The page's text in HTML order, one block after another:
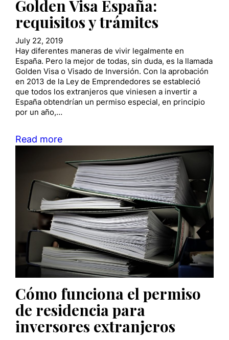
Golden Visa España:
requisitos y trámites
July 22, 2019
Hay diferentes maneras de vivir legalmente en
España. Pero la mejor de todas, sin duda, es la llamada
Golden Visa o Visado de Inversión. Con la aprobación
en 2013 de la Ley de Emprendedores se estableció
que todos los extranjeros que viniesen a invertir a
España obtendrían un permiso especial, en principio
por un año,…
Read more
Cómo funciona el permiso
de residencia para
inversores extranjeros